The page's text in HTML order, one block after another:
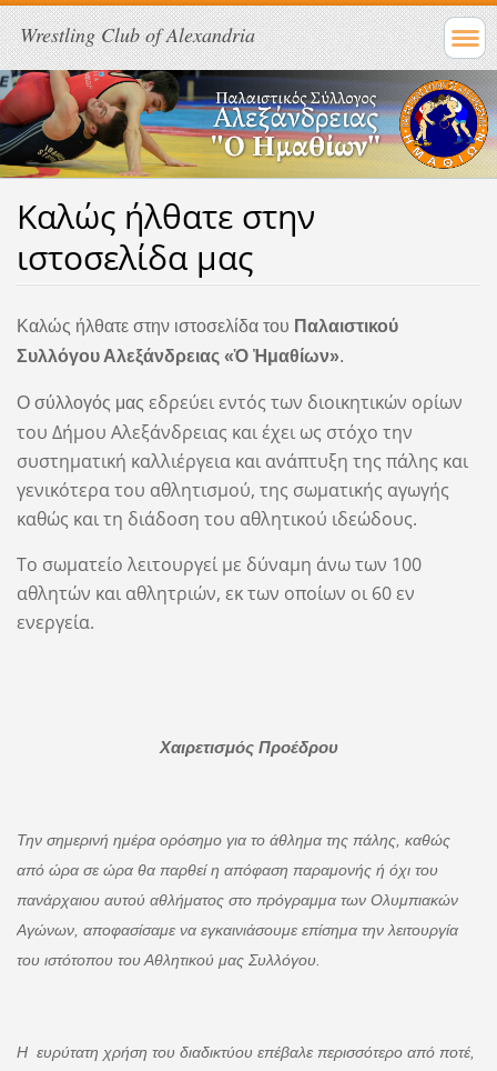
Wrestling Club of Alexandria
Καλώς ήλθατε στην
ιστοσελίδα μας
Καλώς ήλθατε στην ιστοσελίδα του Παλαιστικού
Συλλόγου Αλεξάνδρειας «Ὁ Ἠμαθίων».
Ο σύλλογός μας εδρεύει εντός των διοικητικών ορίων
του Δήμου Αλεξάνδρειας και έχει ως στόχο την
συστηματική καλλιέργεια και ανάπτυξη της πάλης και
γενικότερα του αθλητισμού, της σωματικής αγωγής
καθώς και τη διάδοση του αθλητικού ιδεώδους.
Το σωματείο λειτουργεί με δύναμη άνω των 100
αθλητών και αθλητριών, εκ των οποίων οι 60 εν
ενεργεία.
Χαιρετισμός Προέδρου
Την σημερινή ημέρα ορόσημο για το άθλημα της πάλης, καθώς
από ώρα σε ώρα θα παρθεί η απόφαση παραμονής ή όχι του
πανάρχαιου αυτού αθλήματος στο πρόγραμμα των Ολυμπιακών
Αγώνων, αποφασίσαμε να εγκαινιάσουμε επίσημα την λειτουργία
του ιστότοπου του Αθλητικού μας Συλλόγου.
Η ευρύτατη χρήση του διαδικτύου επέβαλε περισσότερο από ποτέ,